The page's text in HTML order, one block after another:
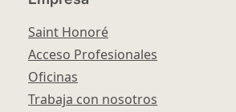
Saint Honoré
Acceso Profesionales
Oficinas
Trabaja con nosotros